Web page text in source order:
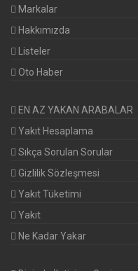
Markalar
Hakkımızda
Listeler
Oto Haber
EN AZ YAKAN ARABALAR
Yakıt Hesaplama
Sıkça Sorulan Sorular
Gizlilik Sözleşmesi
Yakıt Tüketimi
Yakıt
Ne Kadar Yakar